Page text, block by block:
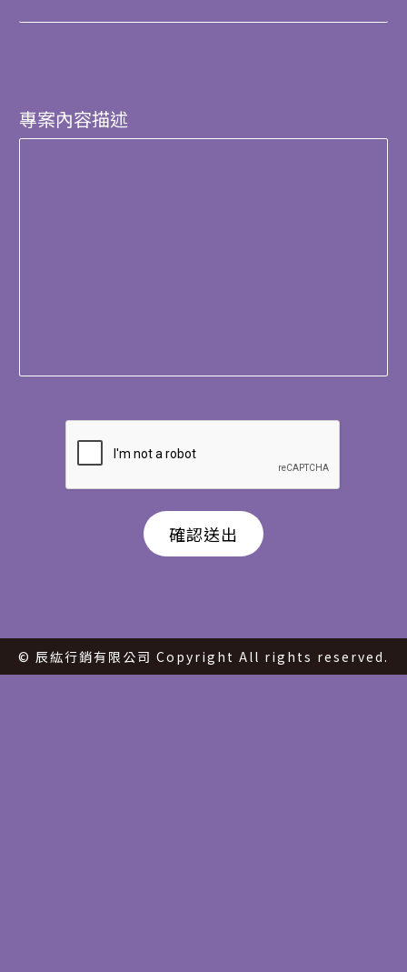
專案內容描述
© 辰紘行銷有限公司 Copyright All rights reserved.